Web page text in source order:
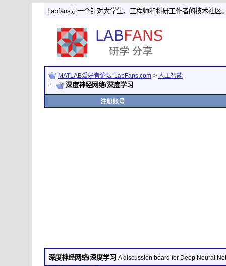
Labfans是一个针对大学生、工程师和科研工作者的技术社区
MATLAB爱好者论坛-LabFans.com > 人工智能
深度神经网络/深度学习
注册账号
深度神经网络/深度学习 A discussion board for Deep Neural